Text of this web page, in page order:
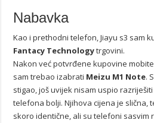
Nabavka
Kao i prethodni telefon, Jiayu s3 sam
Fantacy Technologytrgovini.
Nakon već potvrđene kupovine
sam trebao izabrati Meizu M1 Note.
stigao, još uvijek nisam uspio
telefona bolji. Njihova cijena je slična,
skoro identične, ali su telefoni sasvim